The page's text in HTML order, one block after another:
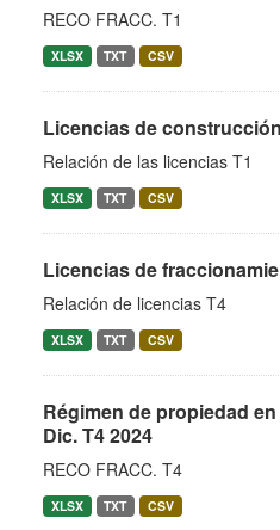
RECO FRACC. T1
XLSX TXT CSV
Licencias de
Relación de las licencias T1
XLSX TXT CSV
Licencias de
Relación de licencias T4
XLSX TXT CSV
Régimen de propiedad
Dic. T4 2024
RECO FRACC. T4
XLSX TXT CSV